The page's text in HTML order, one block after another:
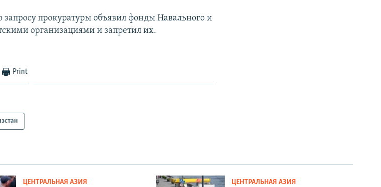
запросу прокуратуры объявил фонды Навального и
организациями и запретил их.
Print
ЦЕНТРАЛЬНАЯ АЗИЯ ЦЕНТРАЛЬНАЯ АЗИЯ